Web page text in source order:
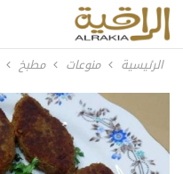
الرئيسية منوعات مطبخ